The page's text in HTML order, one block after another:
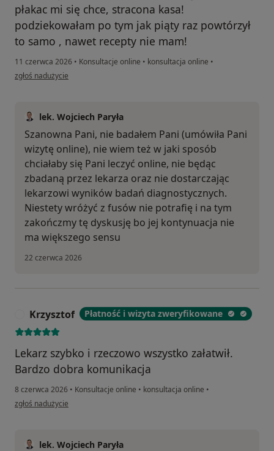
płakac mi się chce, stracona kasa!
podziekowałam po tym jak piąty raz powtórzył
to samo , nawet recepty nie mam!
11 czerwca 2026 • Konsultacje online • konsultacja online •
w opinii użytkownika Ela
zgłoś nadużycie
lek. Wojciech Paryła
Szanowna Pani, nie badałem Pani (umówiła Pani
wizytę online), nie wiem też w jaki sposób
chciałaby się Pani leczyć online, nie będąc
zbadaną przez lekarza oraz nie dostarczając
lekarzowi wyników badań diagnostycznych.
Niestety wróżyć z fusów nie potrafię i na tym
zakończmy tę dyskusję bo jej kontynuacja nie
ma większego sensu
22 czerwca 2026
Krzysztof Płatność i wizyta zweryfikowane
Lekarz szybko i rzeczowo wszystko załatwił.
Bardzo dobra komunikacja
8 czerwca 2026 • Konsultacje online • konsultacja online •
w opinii użytkownika Krzysztof
zgłoś nadużycie
lek. Wojciech Paryła